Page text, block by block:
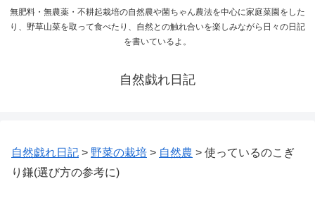
無肥料・無農薬・不耕起栽培の自然農や菌ちゃん農法を中心に家庭菜園をした
り、野草山菜を取って食べたり、自然との触れ合いを楽しみながら日々の日記
を書いているよ。
自然戯れ日記
自然戯れ日記 > 野菜の栽培 > 自然農 > 使っているのこぎ
り鎌(選び方の参考に)